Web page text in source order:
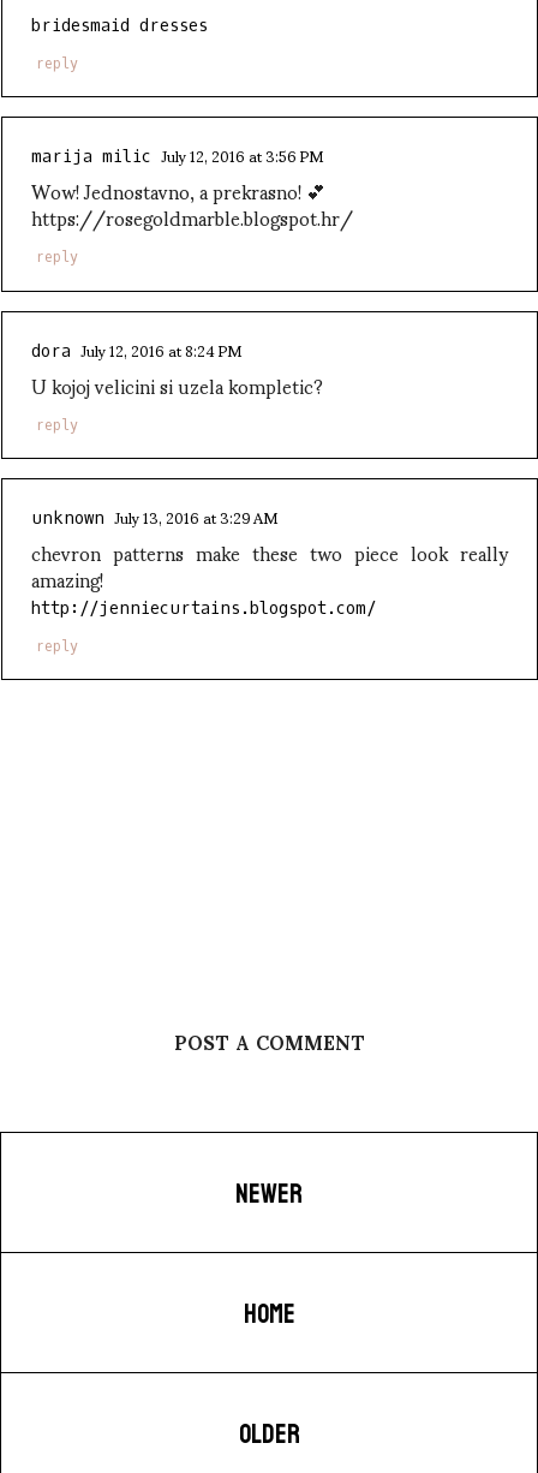
bridesmaid dresses
reply
marija milic July 12, 2016 at 3:56 PM
Wow! Jednostavno, a prekrasno! 💕
https://rosegoldmarble.blogspot.hr/
reply
dora July 12, 2016 at 8:24 PM
U kojoj velicini si uzela kompletic?
reply
unknown July 13, 2016 at 3:29 AM
chevron patterns make these two piece look really
amazing!
http://jenniecurtains.blogspot.com/
reply
POST A COMMENT
NEWER
HOME
OLDER